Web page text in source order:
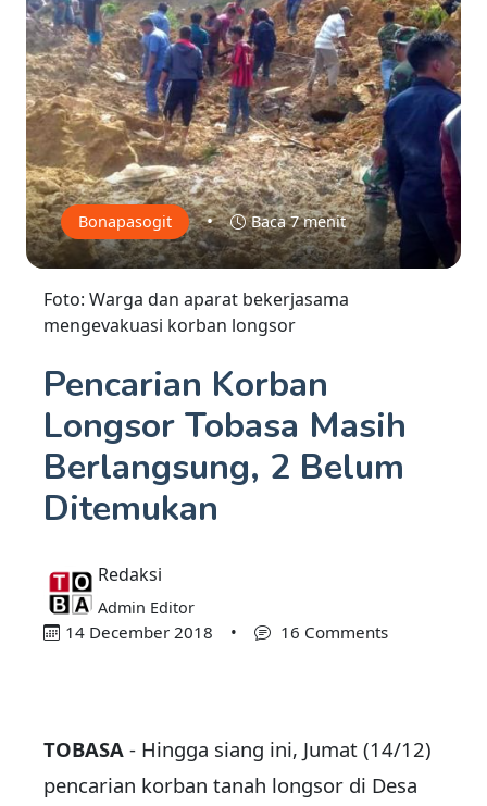
Bonapasogit • Baca 7 menit
Foto: Warga dan aparat bekerjasama
mengevakuasi korban longsor
Pencarian Korban
Longsor Tobasa Masih
Berlangsung, 2 Belum
Ditemukan
Redaksi
Admin Editor
14 December 2018 • 16 Comments
TOBASA - Hingga siang ini, Jumat (14/12)
pencarian korban tanah longsor di Desa